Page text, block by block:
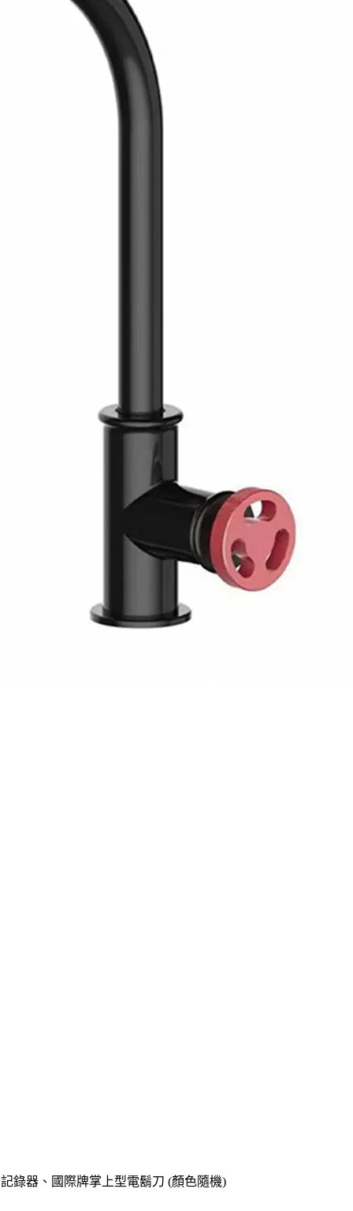
錄器、國際牌掌上型電鬍刀 (顏色隨機)